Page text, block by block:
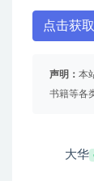
点击获
声明： 本
书籍等各
大华